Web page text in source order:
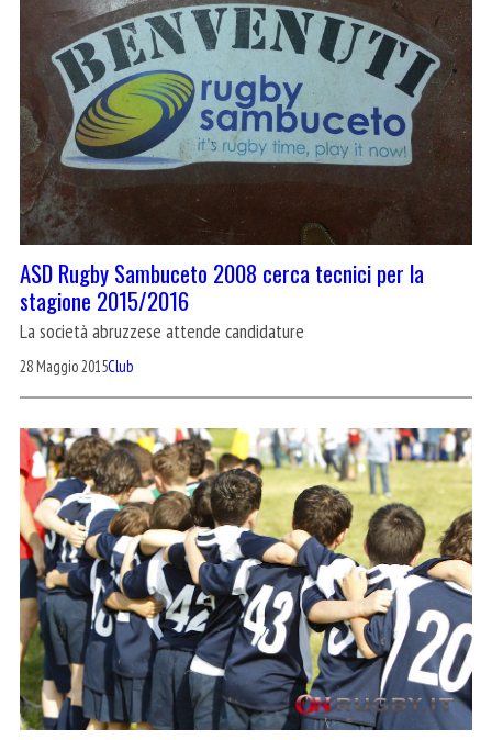
ASD Rugby Sambuceto 2008 cerca tecnici per la
stagione 2015/2016
La società abruzzese attende candidature
28 Maggio 2015Club